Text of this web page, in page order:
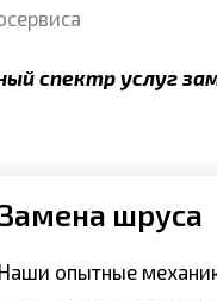
спектр услуг
шруса
Наши опытные